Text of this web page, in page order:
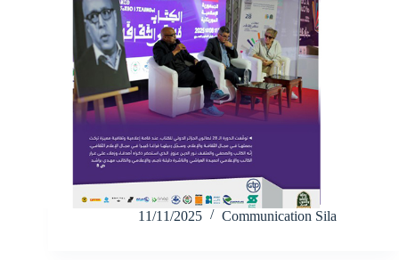
Communication Sila
11/11/2025